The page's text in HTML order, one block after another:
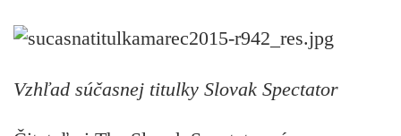
Vzhľad súčasnej titulky Slovak Spectator